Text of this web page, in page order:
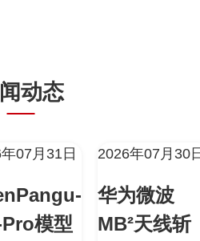
动态
07月31日
模型
2026年07月30
华为微波
MB²天线斩